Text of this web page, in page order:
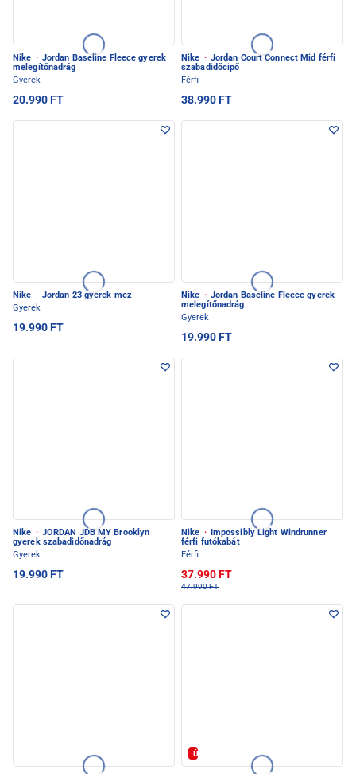
Nike · Jordan Baseline Fleece gyerek
melegítőnadrág
Gyerek
20.990 FT
Nike · Jordan Court Connect Mid férfi
szabadidőcipő
Férfi
38.990 FT
Nike · Jordan 23 gyerek mez
Gyerek
19.990 FT
Nike · Jordan Baseline Fleece gyerek
melegítőnadrág
Gyerek
19.990 FT
Nike · JORDAN JDB MY Brooklyn
gyerek szabadidőnadrág
Gyerek
19.990 FT
Nike ·
Impossibly Light Windrunner
férfi futókabát
Férfi
37.990 FT
47.990 FT
Új